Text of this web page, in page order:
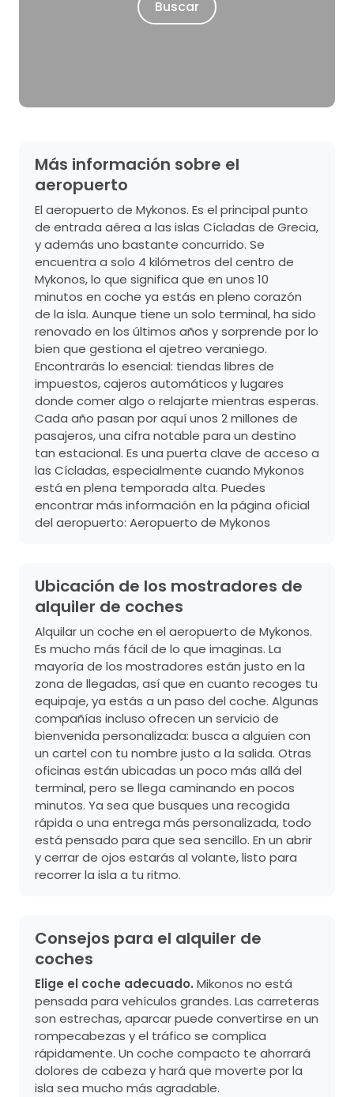
Buscar
Más información sobre el
aeropuerto
El aeropuerto de Mykonos. Es el principal punto
de entrada aérea a las islas Cícladas de Grecia,
y además uno bastante concurrido. Se
encuentra a solo 4 kilómetros del centro de
Mykonos, lo que significa que en unos 10
minutos en coche ya estás en pleno corazón
de la isla. Aunque tiene un solo terminal, ha sido
renovado en los últimos años y sorprende por lo
bien que gestiona el ajetreo veraniego.
Encontrarás lo esencial: tiendas libres de
impuestos, cajeros automáticos y lugares
donde comer algo o relajarte mientras esperas.
Cada año pasan por aquí unos 2 millones de
pasajeros, una cifra notable para un destino
tan estacional. Es una puerta clave de acceso a
las Cícladas, especialmente cuando Mykonos
está en plena temporada alta. Puedes
encontrar más información en la página oficial
del aeropuerto: Aeropuerto de Mykonos
Ubicación de los mostradores de
alquiler de coches
Alquilar un coche en el aeropuerto de Mykonos.
Es mucho más fácil de lo que imaginas. La
mayoría de los mostradores están justo en la
zona de llegadas, así que en cuanto recoges tu
equipaje, ya estás a un paso del coche. Algunas
compañías incluso ofrecen un servicio de
bienvenida personalizada: busca a alguien con
un cartel con tu nombre justo a la salida. Otras
oficinas están ubicadas un poco más allá del
terminal, pero se llega caminando en pocos
minutos. Ya sea que busques una recogida
rápida o una entrega más personalizada, todo
está pensado para que sea sencillo. En un abrir
y cerrar de ojos estarás al volante, listo para
recorrer la isla a tu ritmo.
Consejos para el alquiler de
coches
Elige el coche adecuado. Mikonos no está
pensada para vehículos grandes. Las carreteras
son estrechas, aparcar puede convertirse en un
rompecabezas y el tráfico se complica
rápidamente. Un coche compacto te ahorrará
dolores de cabeza y hará que moverte por la
isla sea mucho más agradable.